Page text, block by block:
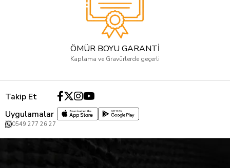
ÖMÜR BOYU GARANTİ
Kaplama ve Gravürlerde geçerli
Takip Et
Uygulamalar
0549 277 26 27